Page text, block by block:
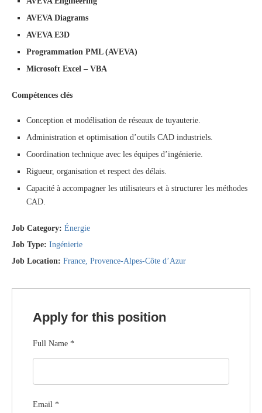
AVEVA Diagrams
AVEVA E3D
Programmation PML (AVEVA)
Microsoft Excel – VBA
Compétences clés
Conception et modélisation de réseaux de tuyauterie.
Administration et optimisation d’outils CAD industriels.
Coordination technique avec les équipes d’ingénierie.
Rigueur, organisation et respect des délais.
Capacité à accompagner les utilisateurs et à structurer les méthodes
CAD.
Job Category: Énergie
Job Type: Ingénierie
Job Location: France Provence-Alpes-Côte d’Azur
Apply for this position
Full Name *
Email *